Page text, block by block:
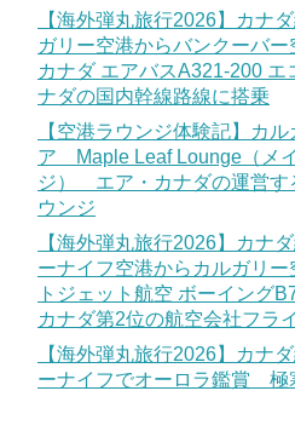
【海外弾丸旅行2026】カナ
ガリー空港からバンクーバ
カナダ エアバスA321-200
ナダの国内幹線路線に搭乗
【空港ラウンジ体験記】カ
ア Maple Leaf Lounge（メ
ジ） エア・カナダの運営す
ウンジ
【海外弾丸旅行2026】カナ
ーナイフ空港からカルガリ
トジェット航空 ボーイング
カナダ第2位の航空会社フラ
【海外弾丸旅行2026】カナ
ーナイフでオーロラ鑑賞 極